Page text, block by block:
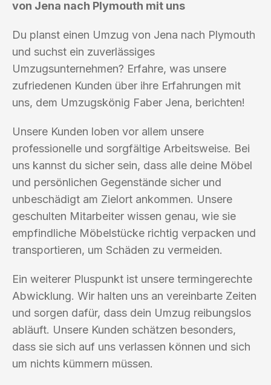
von Jena nach Plymouth mit uns
Du planst einen Umzug von Jena nach Plymouth
und suchst ein zuverlässiges
Umzugsunternehmen? Erfahre, was unsere
zufriedenen Kunden über ihre Erfahrungen mit
uns, dem Umzugskönig Faber Jena, berichten!
Unsere Kunden loben vor allem unsere
professionelle und sorgfältige Arbeitsweise. Bei
uns kannst du sicher sein, dass alle deine Möbel
und persönlichen Gegenstände sicher und
unbeschädigt am Zielort ankommen. Unsere
geschulten Mitarbeiter wissen genau, wie sie
empfindliche Möbelstücke richtig verpacken und
transportieren, um Schäden zu vermeiden.
Ein weiterer Pluspunkt ist unsere termingerechte
Abwicklung. Wir halten uns an vereinbarte Zeiten
und sorgen dafür, dass dein Umzug reibungslos
abläuft. Unsere Kunden schätzen besonders,
dass sie sich auf uns verlassen können und sich
um nichts kümmern müssen.